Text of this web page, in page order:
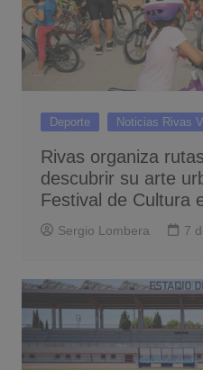
Deporte Noticias Rivas
Rivas organiza
descubrir su arte
Festival de Cultura
Sergio Lombera 7